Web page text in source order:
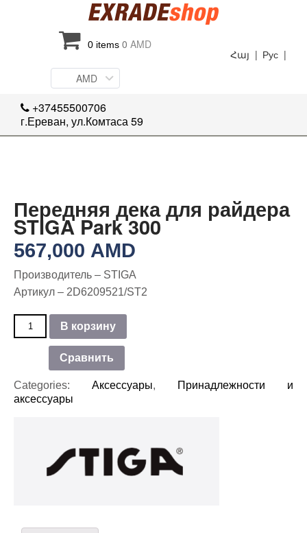
0 items 0 AMD
Рус |
Հայ |
AMD
+37455500706
г.Ереван, ул.Комтаса 59
Передняя дека для райдера
STIGA Park 300
567,000 AMD
Производитель – STIGA
Артикул – 2D6209521/ST2
Количество
Передняя
райдера
STIGA
В корзину
Сравнить
Categories: Аксессуары,
Принадлежности и
аксессуары